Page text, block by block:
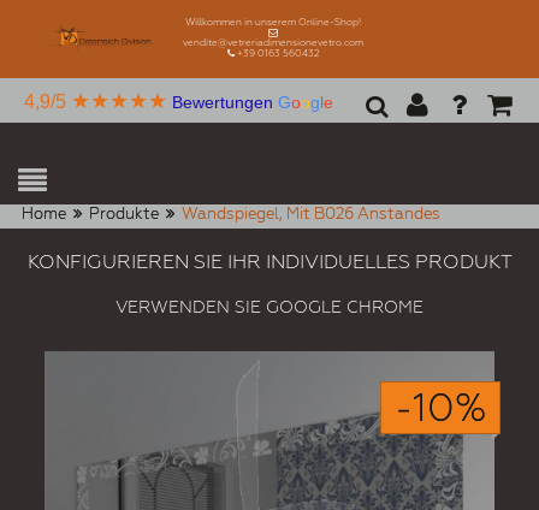
Willkommen in unserem Online-Shop!
vendite@vetreriadimensionevetro.com
+39 0163 560432
4,9/5 ★★★★★ Bewertungen Google
Home Produkte Wandspiegel, Mit B026 Anstandes
KONFIGURIEREN SIE IHR INDIVIDUELLES PRODUKT
VERWENDEN SIE GOOGLE CHROME
-10%